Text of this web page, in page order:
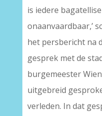
is iedere
onaanvaardbaar,’
het persbericht na
gesprek met de
burgemeester
uitgebreid
verleden. In dat